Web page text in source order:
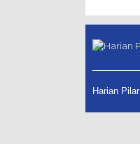
Harian Pilar